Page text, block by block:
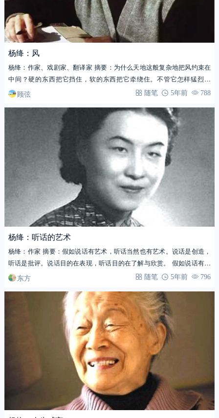
杨绛：风
杨绛：作家、戏剧家、翻译家 摘要：为什么天地这般复杂地把风约束在
中间？硬的东西把它挡住，软的东西把它牵绕住。不管它怎样猛烈的
吹，吹过遮山的…
顾弦 随笔 5年前 788
杨绛：听话的艺术
杨绛：作家 摘要：假如说话有艺术，听话当然也有艺术。说话是创造，
听话是批评。说话目的在表现，听话目的在了解与欣赏。 假如说话有艺
术，…
东方 随笔 5年前 796